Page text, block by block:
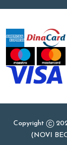
Copyright
(NOVI